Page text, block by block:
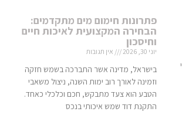
פתרונות חימום מים מתקדמים:
הבחירה המקצועית לאיכות חיים
וחיסכון
יוני 30, 2026 אין תגובות
בישראל, מדינה אשר התברכה בשמש חזקה
וזמינה לאורך רוב ימות השנה, ניצול משאבי
הטבע הוא צעד מתבקש, חכם וכלכלי כאחד.
התקנת דוד שמש איכותי בנכס